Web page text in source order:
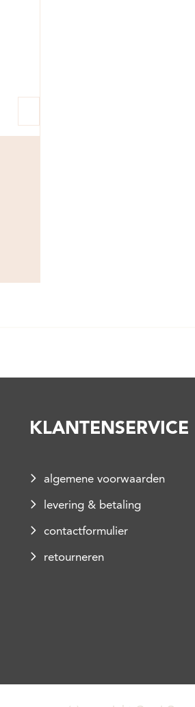
KLANTENSERVICE
algemene voorwaarden
levering & betaling
contactformulier
retourneren